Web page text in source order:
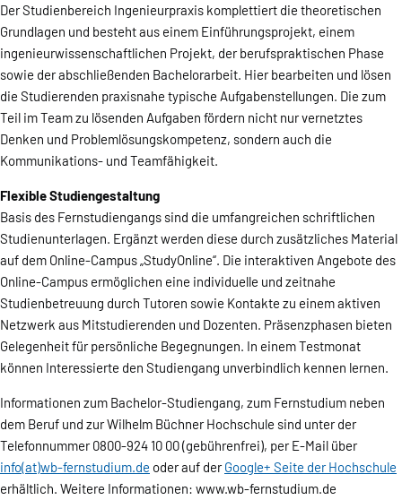
Der Studienbereich Ingenieurpraxis komplettiert die theoretischen
Grundlagen und besteht aus einem Einführungsprojekt, einem
ingenieurwissenschaftlichen Projekt, der berufspraktischen Phase
sowie der abschließenden Bachelorarbeit. Hier bearbeiten und lösen
die Studierenden praxisnahe typische Aufgabenstellungen. Die zum
Teil im Team zu lösenden Aufgaben fördern nicht nur vernetztes
Denken und Problemlösungskompetenz, sondern auch die
Kommunikations- und Teamfähigkeit.
Flexible Studiengestaltung
Basis des Fernstudiengangs sind die umfangreichen schriftlichen
Studienunterlagen. Ergänzt werden diese durch zusätzliches Material
auf dem Online-Campus „StudyOnline“. Die interaktiven Angebote des
Online-Campus ermöglichen eine individuelle und zeitnahe
Studienbetreuung durch Tutoren sowie Kontakte zu einem aktiven
Netzwerk aus Mitstudierenden und Dozenten. Präsenzphasen bieten
Gelegenheit für persönliche Begegnungen. In einem Testmonat
können Interessierte den Studiengang unverbindlich kennen lernen.
Informationen zum Bachelor-Studiengang, zum Fernstudium neben
dem Beruf und zur Wilhelm Büchner Hochschule sind unter der
Telefonnummer 0800-924 10 00 (gebührenfrei), per E-Mail über
info(at)wb-fernstudium.de oder auf derGoogle+ Seite der Hochschule
erhältlich. Weitere Informationen: www.wb-fernstudium.de